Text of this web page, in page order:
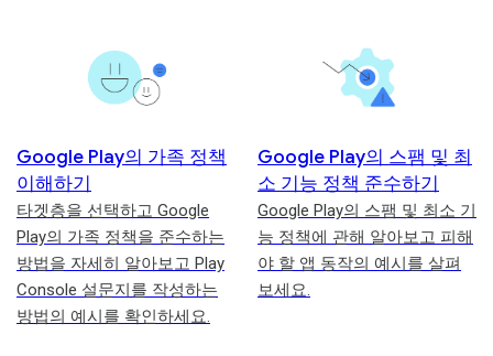
Google Play의 가족 정책
이해하기
타겟층을 선택하고 Google
Play의 가족 정책을 준수하는
방법을 자세히 알아보고 Play
Console 설문지를 작성하는
방법의 예시를 확인하세요.
Google Play의 스팸 및 최
소 기능 정책 준수하기
Google Play의 스팸 및 최소 기
능 정책에 관해 알아보고 피해
야 할 앱 동작의 예시를 살펴
보세요.